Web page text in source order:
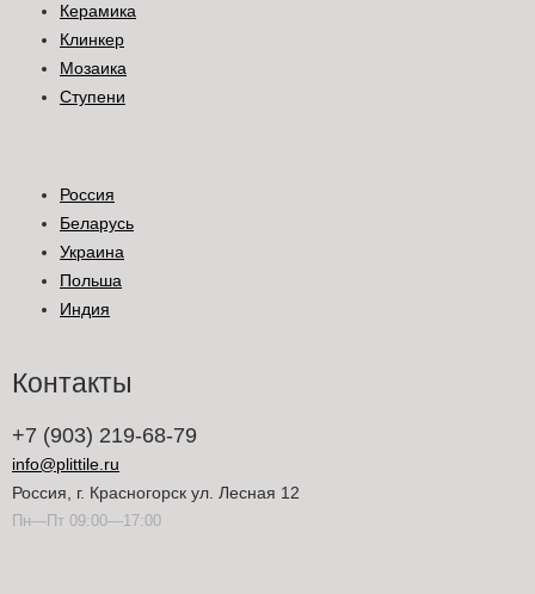
Керамика
Клинкер
Мозаика
Ступени
Россия
Беларусь
Украина
Польша
Индия
Контакты
+7 (903) 219-68-79
info@plittile.ru
Россия, г. Красногорск ул. Лесная 12
Пн—Пт 09:00—17:00